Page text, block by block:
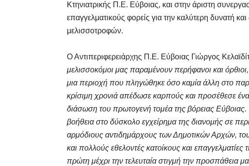
Κτηνιατρικής Π.Ε. Εύβοιας, και στην άριστη
επαγγελματικούς φορείς για την καλύτερη δυνατή
μελισσοτροφών.
Ο Αντιπεριφερειάρχης Π.Ε. Εύβοιας Γιώργος
μελισσοκόμοι μας παραμένουν περήφανοι και
μια περιοχή που πληγώθηκε όσο καμία άλλη στο
κρίσιμη χρονιά απέδωσε καρπούς και προσέθεσε
διάσωση του πρωτογενή τομέα της βόρειας
βοήθεια στο δύσκολο εγχείρημα της διανομής σε
αρμόδιους αντιδημάρχους των Δημοτικών Αρχών,
και πολλούς εθελοντές κατοίκους και
πρώτη μέχρι την τελευταία στιγμή την προσπάθεια